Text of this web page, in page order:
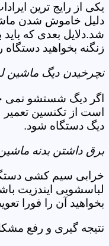
یکی از رایج ترین
دلیل خاموش شدن
شد.دلایل بعدی که
زنگنه بخواهید دستگاه
نچرخیدن دیگ ماشین
اگر دیگ شستشو نمی
است از تکنسین تعمیر
دیگ دستگاه شود.
برق داشتن بدنه
خرابی سیم کشی
لباسشویی ایندزیت
بخواهید آن را فورا
نتیجه گیری و رفع